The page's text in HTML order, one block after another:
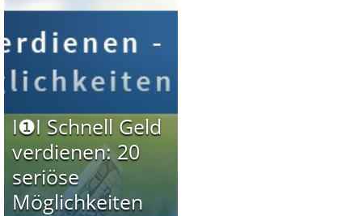
I❶I Schnell Geld
verdienen: 20
seriöse
Möglichkeiten